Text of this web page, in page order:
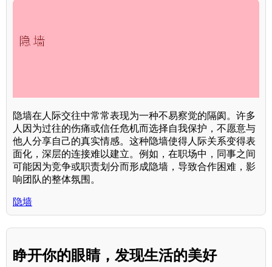
隐墙在人际交往中常常表现为一种不易察觉的隔阂。许多
人因为过往的伤痛或信任危机而选择自我保护，不愿意与
他人分享自己的真实情感。这种隐墙使得人际关系变得表
面化，深层的连接难以建立。例如，在职场中，同事之间
可能因为竞争或职责划分而形成隐墙，导致合作困难，影
响团队的整体氛围。
隐墙
睁开你的眼睛，发现生活的美好